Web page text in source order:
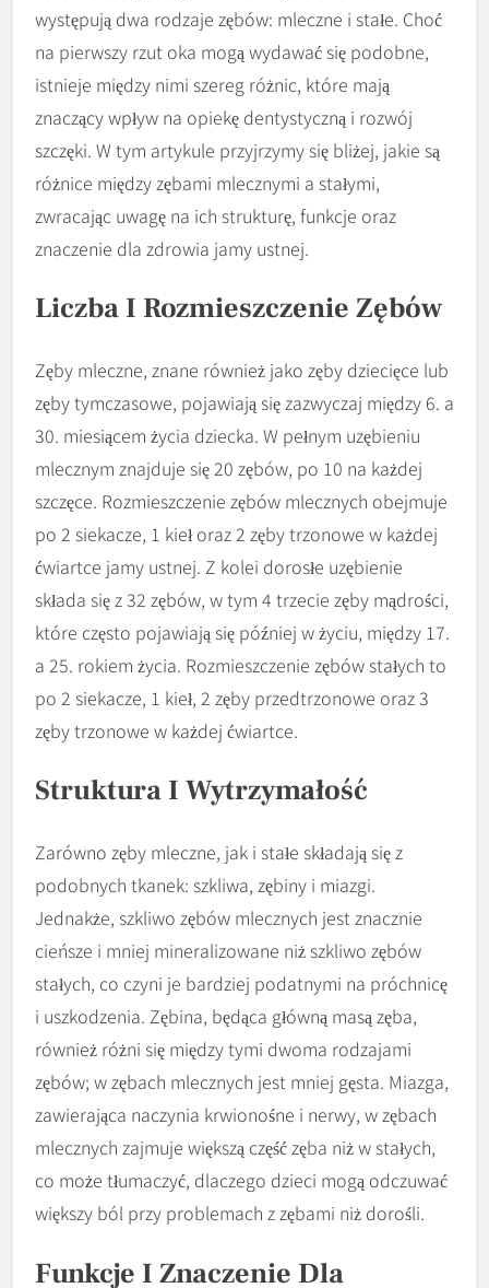
występują dwa rodzaje zębów: mleczne i stałe. Choć
na pierwszy rzut oka mogą wydawać się podobne,
istnieje między nimi szereg różnic, które mają
znaczący wpływ na opiekę dentystyczną i rozwój
szczęki. W tym artykule przyjrzymy się bliżej, jakie są
różnice między zębami mlecznymi a stałymi,
zwracając uwagę na ich strukturę, funkcje oraz
znaczenie dla zdrowia jamy ustnej.
Liczba I Rozmieszczenie Zębów
Zęby mleczne, znane również jako zęby dziecięce lub
zęby tymczasowe, pojawiają się zazwyczaj między 6. a
30. miesiącem życia dziecka. W pełnym uzębieniu
mlecznym znajduje się 20 zębów, po 10 na każdej
szczęce. Rozmieszczenie zębów mlecznych obejmuje
po 2 siekacze, 1 kieł oraz 2 zęby trzonowe w każdej
ćwiartce jamy ustnej. Z kolei dorosłe uzębienie
składa się z 32 zębów, w tym 4 trzecie zęby mądrości,
które często pojawiają się później w życiu, między 17.
a 25. rokiem życia. Rozmieszczenie zębów stałych to
po 2 siekacze, 1 kieł, 2 zęby przedtrzonowe oraz 3
zęby trzonowe w każdej ćwiartce.
Struktura I Wytrzymałość
Zarówno zęby mleczne, jak i stałe składają się z
podobnych tkanek: szkliwa, zębiny i miazgi.
Jednakże, szkliwo zębów mlecznych jest znacznie
cieńsze i mniej mineralizowane niż szkliwo zębów
stałych, co czyni je bardziej podatnymi na próchnicę
i uszkodzenia. Zębina, będąca główną masą zęba,
również różni się między tymi dwoma rodzajami
zębów; w zębach mlecznych jest mniej gęsta. Miazga,
zawierająca naczynia krwionośne i nerwy, w zębach
mlecznych zajmuje większą część zęba niż w stałych,
co może tłumaczyć, dlaczego dzieci mogą odczuwać
większy ból przy problemach z zębami niż dorośli.
Funkcje I Znaczenie Dla